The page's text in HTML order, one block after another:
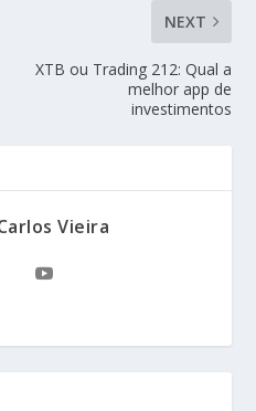
NEXT
XTB ou Trading 212: Qual a
melhor app de
investimentos
Vieira